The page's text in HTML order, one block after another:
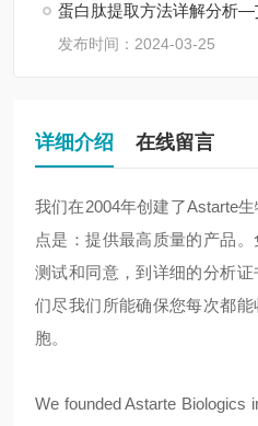
蛋白肽提取方法详解分析—
发布时间：2024-03-25
详细介绍 在线留言
我们在2004年创建了Astarte
点是：提供最高质量的产品
测试和同意，到详细的分析
们尽我们所能确保您每次都
胞。
We founded Astarte Biologics